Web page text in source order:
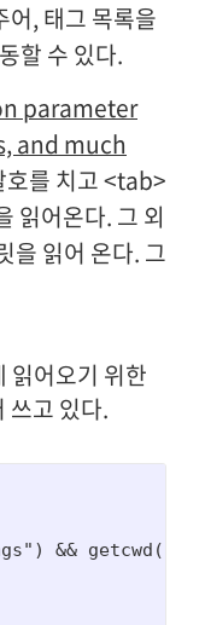
, 태그 목록을
할 수 있다.
parameter
and much
호를 치고 <tab>
읽어온다. 그 외
을 읽어 온다. 그
읽어오기 위한
쓰고 있다.
&& getcwd()